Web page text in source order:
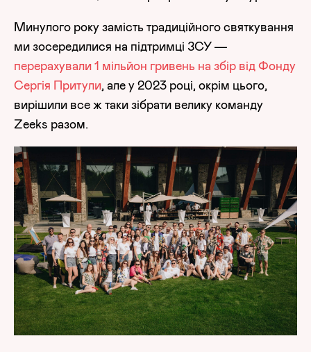
Минулого року замість традиційного святкування
ми зосередилися на підтримці ЗСУ —
перерахували 1 мільйон гривень на збір від Фонду
Сергія Притули, але у 2023 році, окрім цього,
вирішили все ж таки зібрати велику команду
Zeeks разом.